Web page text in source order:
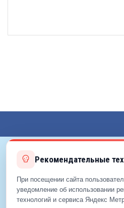
©
Рекомендательные
При посещении сайта
уведомление об использовании
технологий и сервиса Яндекс